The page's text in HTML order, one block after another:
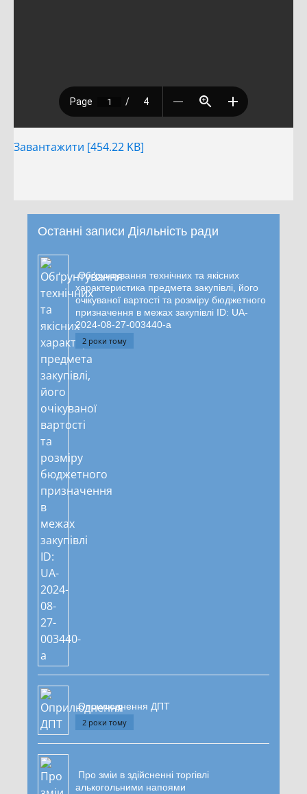
Завантажити [454.22 KB]
Останні записи Діяльність ради
Обґрунтування технічних та якісних
характеристика предмета закупівлі, його
очікуваної вартості та розміру бюджетного
призначення в межах закупівлі ID: UA-
2024-08-27-003440-a
2 роки тому
Оприлюднення ДПТ
2 роки тому
Про зміи в здійсненні торгівлі
алькогольними напоями